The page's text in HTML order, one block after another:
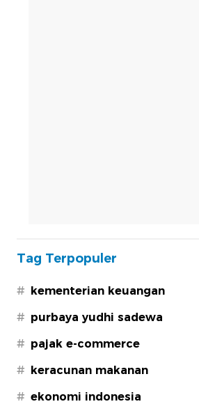
Tag Terpopuler
# kementerian keuangan
# purbaya yudhi sadewa
# pajak e-commerce
# keracunan makanan
# ekonomi indonesia